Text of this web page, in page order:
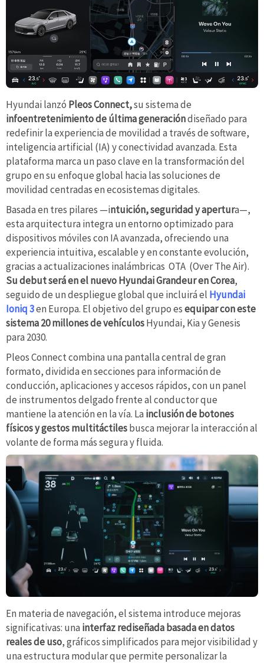
Hyundai lanzó Pleos Connect,su sistema de
infoentretenimiento de última generacióndiseñado para
redefinir la experiencia de movilidad a través de software,
inteligencia artificial (IA) y conectividad avanzada. Esta
plataforma marca un paso clave en la transformación del
grupo en su enfoque global hacia las soluciones de
movilidad centradas en ecosistemas digitales.
Basada en tres pilares —intuición, seguridad y apertura—,
esta arquitectura integra un entorno optimizado para
dispositivos móviles con IA avanzada, ofreciendo una
experiencia intuitiva, escalable y en constante evolución,
gracias a actualizaciones inalámbricas OTA (Over The Air).
Su debut será en el nuevo Hyundai Grandeur en Corea,
seguido de un despliegue global que incluirá el Hyundai
Ioniq 3en Europa. El objetivo del grupo esequipar con este
sistema 20 millones de vehículosHyundai, Kia y Genesis
para 2030.
Pleos Connect combina una pantalla central de gran
formato, dividida en secciones para información de
conducción, aplicaciones y accesos rápidos, con un panel
de instrumentos delgado frente al conductor que
mantiene la atención en la vía. La inclusión de botones
físicos y gestos multitáctilesbusca mejorar la interacción al
volante de forma más segura y fluida.
En materia de navegación, el sistema introduce mejoras
significativas: una interfaz rediseñada basada en datos
reales de uso, gráficos simplificados para mejor visibilidad y
una estructura modular que permite personalizar la